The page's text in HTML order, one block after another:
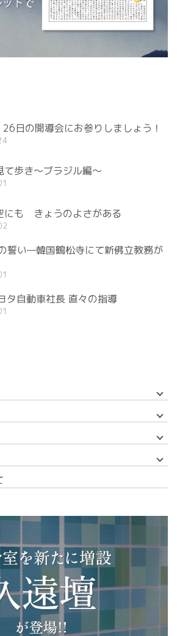
日の開導会にお参りしましょう！
て歩き〜ブラジル編〜
にも きょうのよさがある
誓い—韓国鶴松寺にて新佛立教務が
タ自動車社長 直々の指導